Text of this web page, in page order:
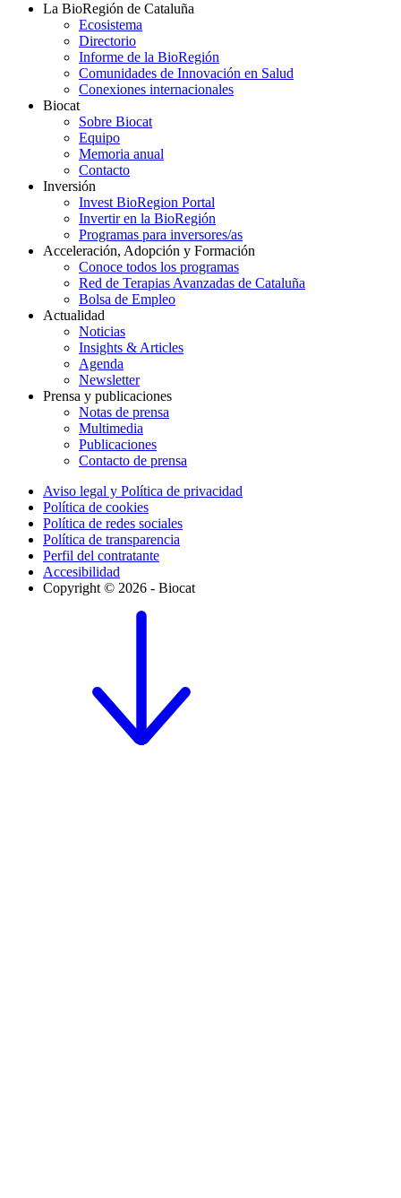
La BioRegión de Cataluña
Ecosistema
Directorio
Informe de la BioRegión
Comunidades de Innovación en Salud
Conexiones internacionales
Biocat
Sobre Biocat
Equipo
Memoria anual
Contacto
Inversión
Invest BioRegion Portal
Invertir en la BioRegión
Programas para inversores/as
Acceleración, Adopción y Formación
Conoce todos los programas
Red de Terapias Avanzadas de Cataluña
Bolsa de Empleo
Actualidad
Noticias
Insights & Articles
Agenda
Newsletter
Prensa y publicaciones
Notas de prensa
Multimedia
Publicaciones
Contacto de prensa
Aviso legal y Política de privacidad
Política de cookies
Política de redes sociales
Política de transparencia
Perfil del contratante
Accesibilidad
Copyright © 2026 - Biocat